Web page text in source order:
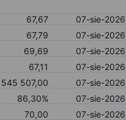
67,67
07-sie-2026
67,79
07-sie-2026
69,69
07-sie-2026
67,11
07-sie-2026
545 507,00
07-sie-2026
86,30%
07-sie-2026
70,00
07-sie-2026